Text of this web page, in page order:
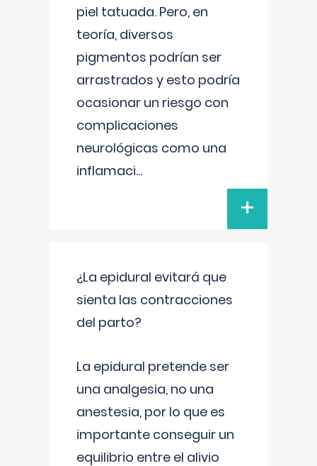
piel tatuada. Pero, en
teoría, diversos
pigmentos podrían ser
arrastrados y esto podría
ocasionar un riesgo con
complicaciones
neurológicas como una
inflamaci...
+
¿La epidural evitará que
sienta las contracciones
del parto?
La epidural pretende ser
una analgesia, no una
anestesia, por lo que es
importante conseguir un
equilibrio entre el alivio